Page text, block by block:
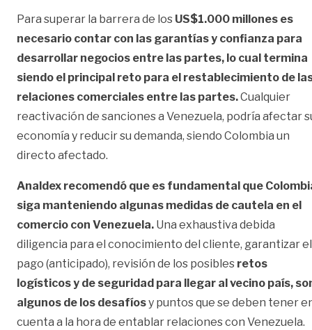
Para superar la barrera de los US$1.000 millones es
necesario contar con las garantías y confianza para
desarrollar negocios entre las partes, lo cual termina
siendo el principal reto para el restablecimiento de
relaciones comerciales entre las partes.Cualquier
reactivación de sanciones a Venezuela, podría afectar
economía y reducir su demanda, siendo Colombia un
directo afectado.
Analdex recomendó que es fundamental que
siga manteniendo algunas medidas de cautela en el
comercio con Venezuela. Una exhaustiva debida
diligencia para el conocimiento del cliente, garantizar el
pago (anticipado), revisión de los posibles retos
logísticos y de seguridad para llegar al vecino país,
algunos de los desafíosy puntos que se deben tener
cuenta a la hora de entablar relaciones con Venezuela.